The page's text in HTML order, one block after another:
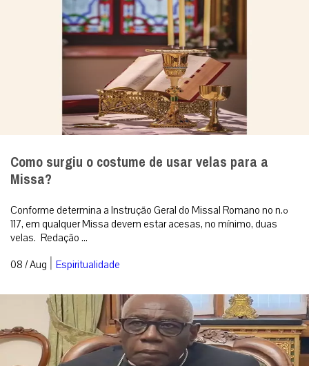
Como surgiu o costume de usar velas para a
Missa?
Conforme determina a Instrução Geral do Missal Romano no n.º
117, em qualquer Missa devem estar acesas, no mínimo, duas
velas. Redação ...
08 / Aug | Espiritualidade